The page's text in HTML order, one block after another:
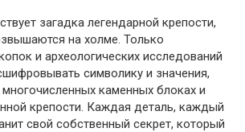
загадка легендарной крепости,
на холме. Только
и археологических исследований
символику и значения,
каменных блоках и
крепости. Каждая деталь, каждый
свой собственный секрет, который